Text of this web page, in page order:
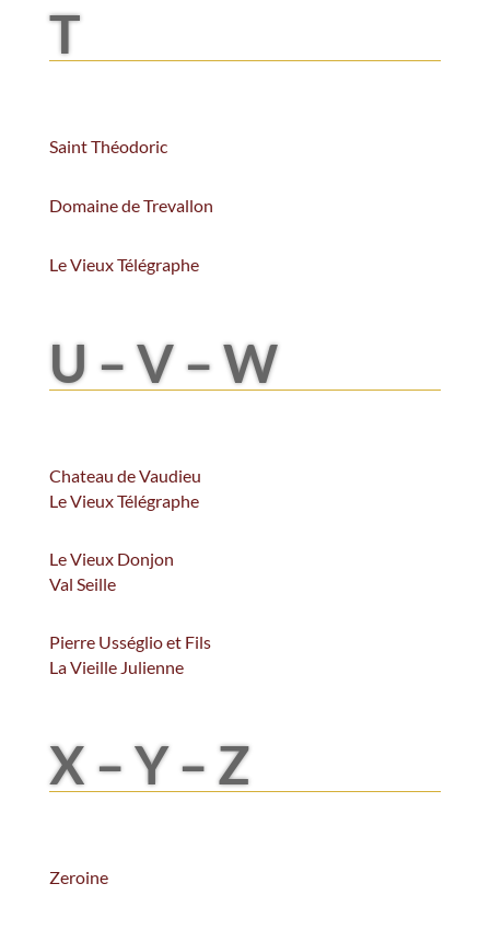
T
Saint Théodoric
Domaine de Trevallon
Le Vieux Télégraphe
U – V – W
Chateau de Vaudieu
Le Vieux Télégraphe
Le Vieux Donjon
Val Seille
Pierre Usséglio et Fils
La Vieille Julienne
X – Y – Z
Zeroine